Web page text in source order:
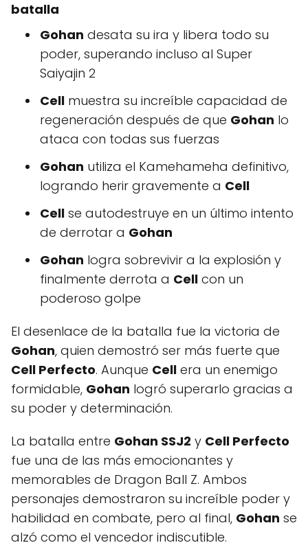
batalla
Gohan desata su ira y libera todo su
poder, superando incluso al Super
Saiyajin 2
Cell muestra su increíble capacidad de
regeneración después de que Gohan lo
ataca con todas sus fuerzas
Gohan utiliza el Kamehameha definitivo,
logrando herir gravemente a Cell
Cell se autodestruye en un último intento
de derrotar a Gohan
Gohan logra sobrevivir a la explosión y
finalmente derrota a Cell con un
poderoso golpe
El desenlace de la batalla fue la victoria de
Gohan, quien demostró ser más fuerte que
Cell Perfecto. Aunque Cell era un enemigo
formidable, Gohan logró superarlo gracias a
su poder y determinación.
La batalla entre Gohan SSJ2 y Cell Perfecto
fue una de las más emocionantes y
memorables de Dragon Ball Z. Ambos
personajes demostraron su increíble poder y
habilidad en combate, pero al final, Gohan se
alzó como el vencedor indiscutible.